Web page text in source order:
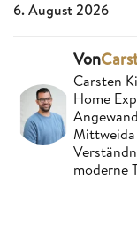
6. August 2026
Von
Carsten
Home
moderne